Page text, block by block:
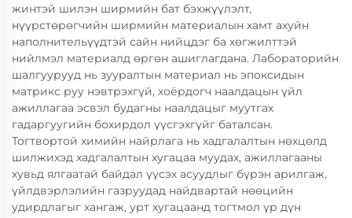
жинтэй шилэн ширмийн бат бэхжүүлэлт,
нүүрстөрөгчийн ширмийн материалын хамт ахуйн
наполнительүүдтэй сайн нийцдэг ба хөгжилттэй
нийлмэл материалд өргөн ашиглагдана. Лабораторийн
шалгуурууд нь зууралтын материал нь эпоксидын
матрикс руу нэвтрэхгүй, хоёрдогч наалдацын үйл
ажиллагаа эсвэл будагны наалдацыг муутгах
гадаргуугийн бохирдол үүсгэхгүйг баталсан.
Тогтвортой химийн найрлага нь хадгалалтын нөхцөлд
шилжихэд хадгалалтын хугацаа муудах, ажиллагааны
хувьд ялгаатай байдал үүсэх асуудлыг бүрэн арилгаж,
үйлдвэрлэлийн газруудад найдвартай нөөцийн
удирдлагыг хангаж, урт хугацаанд тогтмол үр дүн